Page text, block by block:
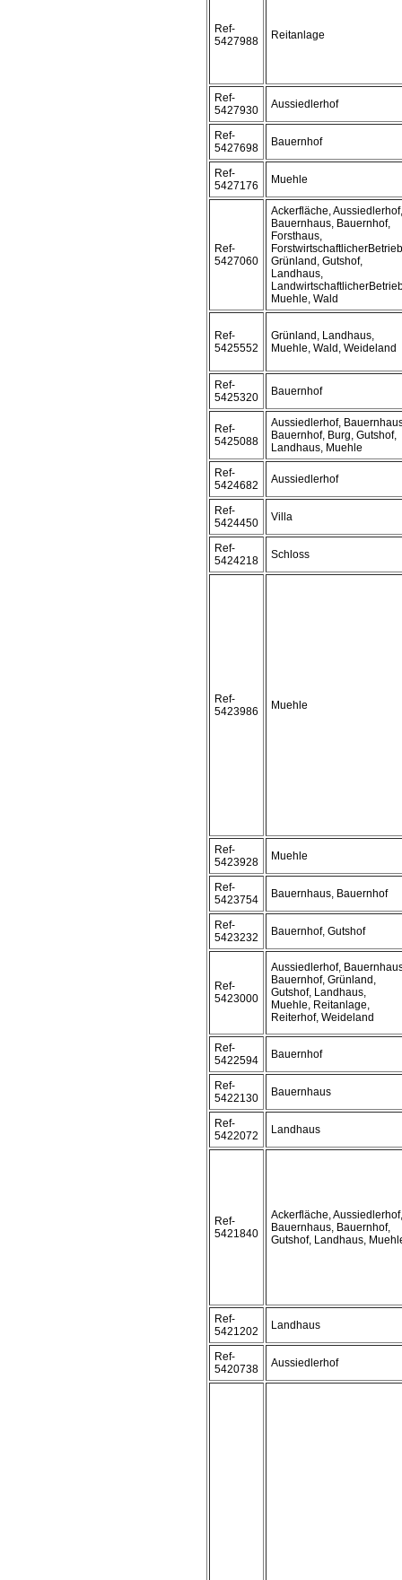
Ref-
5427988
Reitanlage
Ref-
5427930
Aussiedlerhof
Ref-
5427698
Bauernhof
Ref-
5427176
Muehle
Ref-
5427060
Ackerfläche, Aussiedlerhof,
Bauernhaus, Bauernhof,
Forsthaus,
Grünland, Gutshof,
Landhaus,
Muehle, Wald
Ref-
5425552
Grünland, Landhaus,
Muehle, Wald, Weideland
Ref-
5425320
Bauernhof
Ref-
5425088
Aussiedlerhof,
Bauernhof, Burg, Gutshof,
Landhaus, Muehle
Ref-
5424682
Aussiedlerhof
Ref-
5424450
Villa
Ref-
5424218
Schloss
Ref-
5423986
Muehle
Ref-
5423928
Muehle
Ref-
5423754
Bauernhaus, Bauernhof
Ref-
5423232
Bauernhof, Gutshof
Ref-
5423000
Aussiedlerhof,
Bauernhof, Grünland,
Gutshof, Landhaus,
Muehle, Reitanlage,
Reiterhof, Weideland
Ref-
5422594
Bauernhof
Ref-
5422130
Bauernhaus
Ref-
5422072
Landhaus
Ref-
5421840
Ackerfläche, Aussiedlerhof,
Bauernhaus, Bauernhof,
Gutshof, Landhaus,
Ref-
5421202
Landhaus
Ref-
5420738
Aussiedlerhof